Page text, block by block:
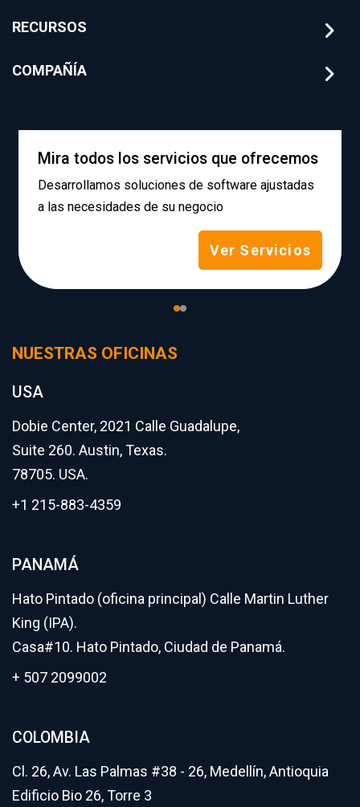
RECURSOS
COMPAÑÍA
Mira todos los servicios que ofrecemos
Desarrollamos soluciones de software ajustadas
a las necesidades de su negocio
Ver Servicios
NUESTRAS OFICINAS
USA
Dobie Center, 2021 Calle Guadalupe,
Suite 260. Austin, Texas.
78705. USA.
+1 215-883-4359
PANAMÁ
Hato Pintado (oficina principal) Calle Martin Luther
King (IPA).
Casa#10. Hato Pintado, Ciudad de Panamá.
+ 507 2099002
COLOMBIA
Cl. 26, Av. Las Palmas #38 - 26, Medellín, Antioquia
Edificio Bio 26, Torre 3